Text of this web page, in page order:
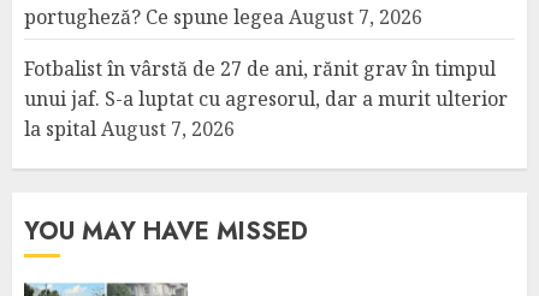
portugheză? Ce spune legeaAugust 7, 2026
Fotbalist în vârstă de 27 de ani, rănit grav în timpul
unui jaf. S-a luptat cu agresorul, dar a murit ulterior
la spitalAugust 7, 2026
YOU MAY HAVE MISSED